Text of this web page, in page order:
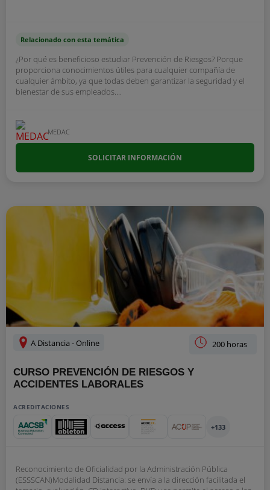
Relacionado con esta temática
¿Por qué es beneficioso estudiar Prevención de Riesgos? Porque
proporciona conocimientos útiles para cualquier compañía de
cualquier ámbito, ya que todas deben garantizar la seguridad y el
bienestar de sus empleados....
MEDAC
SOLICITAR INFORMACIÓN
A Distancia - Online 200 horas
CURSO PREVENCIÓN DE RIESGOS Y
ACCIDENTES LABORALES
ACREDITACIONES
+133
Reconocimiento de Oficialidad por la Administración Pública
(ESSSCAN)Modalidad Distancia: se envía a la dirección facilitada el